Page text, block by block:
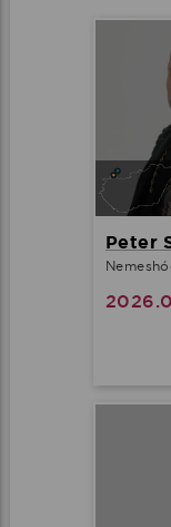
Peter